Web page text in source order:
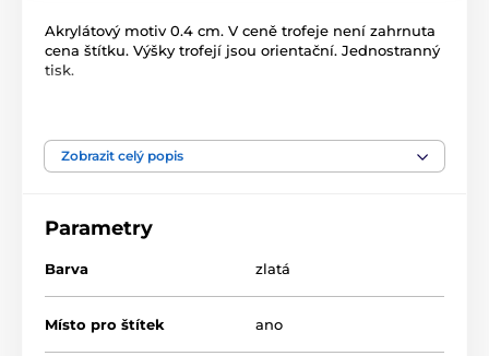
Akrylátový motiv 0.4 cm. V ceně trofeje není zahrnuta
cena štítku. Výšky trofejí jsou orientační. Jednostranný
tisk.
Střelba Akrylátové trofeje HLAC1
Zobrazit celý popis
Parametry
Barva zlatá
Místo pro štítek ano